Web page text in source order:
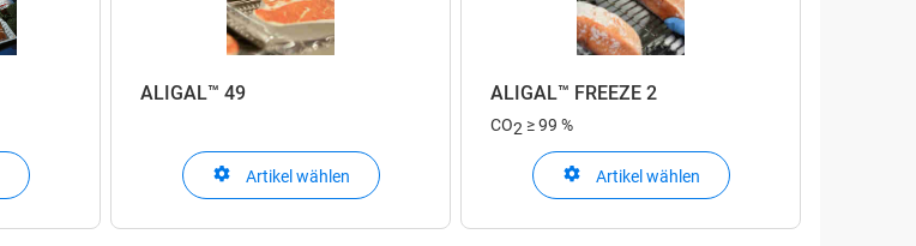
ALIGAL™ 49
Artikel wählen
ALIGAL™ FREEZE 2
CO2 ≥ 99 %
Artikel wählen